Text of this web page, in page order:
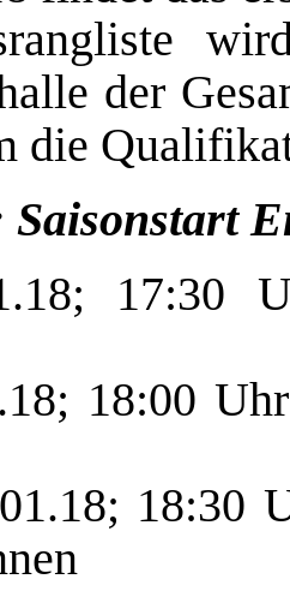
der
die
Saisonstart
17:30
18:00
18:30